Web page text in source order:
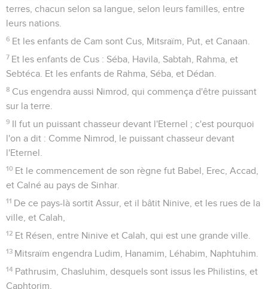
terres, chacun selon sa langue, selon leurs familles, entre
leurs nations.
6 Et les enfants de Cam sont Cus, Mitsraïm, Put, et Canaan.
7 Et les enfants de Cus : Séba, Havila, Sabtah, Rahma, et
Sebtéca. Et les enfants de Rahma, Séba, et Dédan.
8 Cus engendra aussi Nimrod, qui commença d'être puissant
sur la terre.
9 Il fut un puissant chasseur devant l'Eternel ; c'est pourquoi
l'on a dit : Comme Nimrod, le puissant chasseur devant
l'Eternel.
10 Et le commencement de son règne fut Babel, Erec, Accad,
et Calné au pays de Sinhar.
11 De ce pays-là sortit Assur, et il bâtit Ninive, et les rues de la
ville, et Calah,
12 Et Résen, entre Ninive et Calah, qui est une grande ville.
13 Mitsraïm engendra Ludim, Hanamim, Léhabim, Naphtuhim.
14 Pathrusim, Chasluhim, desquels sont issus les Philistins, et
Caphtorim.